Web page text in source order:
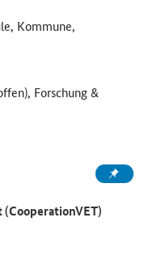
Kommune,
Forschung &